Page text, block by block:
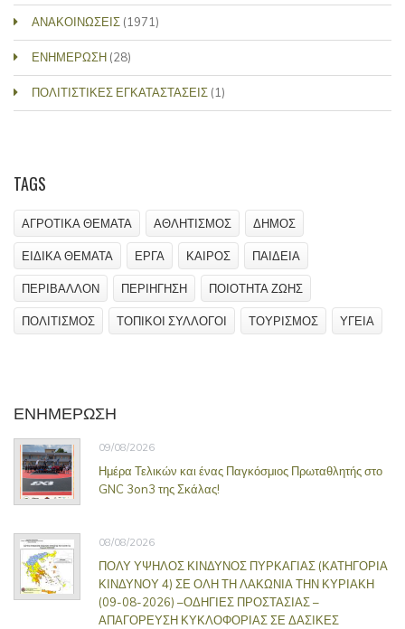
ΑΝΑΚΟΙΝΩΣΕΙΣ (1971)
ΕΝΗΜΕΡΩΣΗ (28)
ΠΟΛΙΤΙΣΤΙΚΕΣ ΕΓΚΑΤΑΣΤΑΣΕΙΣ (1)
TAGS
ΑΓΡΟΤΙΚΑ ΘΕΜΑΤΑ ΑΘΛΗΤΙΣΜΟΣ ΔΗΜΟΣ
ΕΙΔΙΚΑ ΘΕΜΑΤΑ ΕΡΓΑ ΚΑΙΡΟΣ ΠΑΙΔΕΙΑ
ΠΕΡΙΒΑΛΛΟΝ ΠΕΡΙΗΓΗΣΗ ΠΟΙΟΤΗΤΑ ΖΩΗΣ
ΠΟΛΙΤΙΣΜΟΣ ΤΟΠΙΚΟΙ ΣΥΛΛΟΓΟΙ ΤΟΥΡΙΣΜΟΣ ΥΓΕΙΑ
ΕΝΗΜΕΡΩΣΗ
09/08/2026
Ημέρα Τελικών και ένας Παγκόσμιος Πρωταθλητής στο
GNC 3on3 της Σκάλας!
08/08/2026
ΠΟΛΥ ΥΨΗΛΟΣ ΚΙΝΔΥΝΟΣ ΠΥΡΚΑΓΙΑΣ (ΚΑΤΗΓΟΡΙΑ
ΚΙΝΔΥΝΟΥ 4) ΣΕ ΟΛΗ ΤΗ ΛΑΚΩΝΙΑ ΤΗΝ ΚΥΡΙΑΚΗ
(09-08-2026) –ΟΔΗΓΙΕΣ ΠΡΟΣΤΑΣΙΑΣ –
ΑΠΑΓΟΡΕΥΣΗ ΚΥΚΛΟΦΟΡΙΑΣ ΣΕ ΔΑΣΙΚΕΣ